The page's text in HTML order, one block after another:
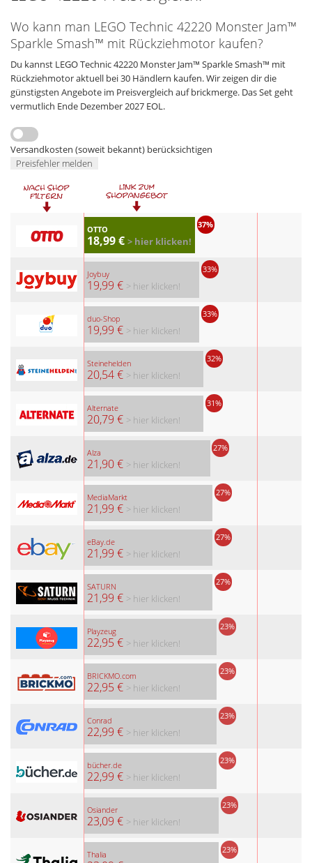
Wo kann man LEGO Technic 42220 Monster Jam™
Sparkle Smash™ mit Rückziehmotor kaufen?
Du kannst LEGO Technic 42220 Monster Jam™ Sparkle Smash™ mit
Rückziehmotor aktuell bei 30 Händlern kaufen. Wir zeigen dir die
günstigsten Angebote im Preisvergleich auf brickmerge. Das Set geht
vermutlich Ende Dezember 2027 EOL.
Versandkosten (soweit bekannt) berücksichtigen
Preisfehler melden
OTTO
18,99 €
37%
> hier klicken!
Joybuy
19,99 €
33%
> hier klicken!
duo-Shop
19,99 €
33%
> hier klicken!
Steinehelden
20,54 €
32%
> hier klicken!
Alternate
20,79 €
31%
> hier klicken!
Alza
21,90 €
27%
> hier klicken!
MediaMarkt
21,99 €
27%
> hier klicken!
eBay.de
21,99 €
27%
> hier klicken!
SATURN
21,99 €
27%
> hier klicken!
Playzeug
22,95 €
23%
> hier klicken!
BRICKMO.com
22,95 €
23%
> hier klicken!
Conrad
22,99 €
23%
> hier klicken!
bücher.de
22,99 €
23%
> hier klicken!
Osiander
23,09 €
23%
> hier klicken!
Thalia 23%